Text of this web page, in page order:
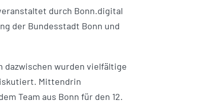
durch Bonn.digital
der Bundesstadt Bonn und
dazwischen wurden vielfältige
Mittendrin
Team aus Bonn für den 12.